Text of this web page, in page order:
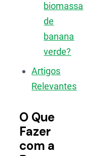
biomassa
de
banana
verde?
Artigos
Relevantes
O Que
Fazer
com a